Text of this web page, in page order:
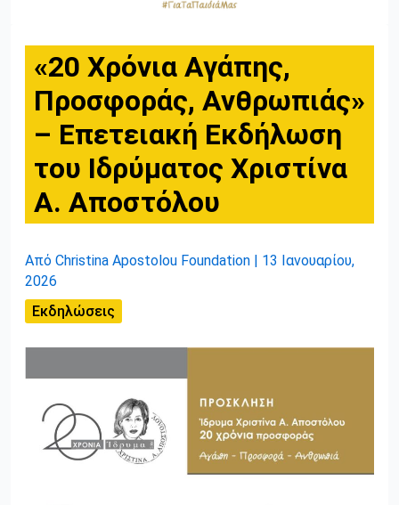
«20 Χρόνια Αγάπης,
Προσφοράς, Ανθρωπιάς»
– Επετειακή Εκδήλωση
του Ιδρύματος Χριστίνα
Α. Αποστόλου
Από Christina Apostolou Foundation
13 Ιανουαρίου,
2026
Εκδηλώσεις